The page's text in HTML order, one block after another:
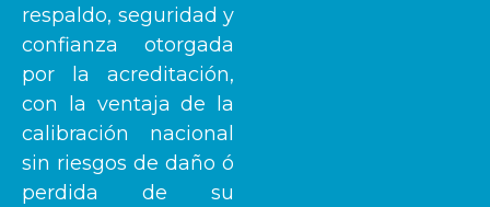
respaldo, seguridad y
confianza otorgada
por la acreditación,
con la ventaja de la
calibración nacional
sin riesgos de daño ó
perdida de su